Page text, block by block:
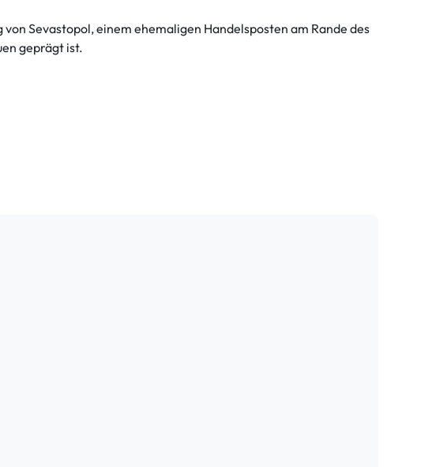
Sevastopol, einem ehemaligen Handelsposten am Rande des
geprägt ist.